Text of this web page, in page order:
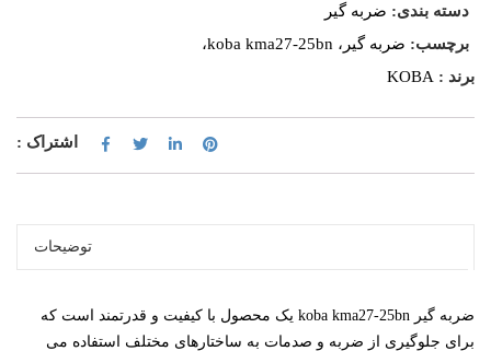
دسته بندی: ضربه گیر
برچسب: ضربه گیر، koba kma27-25bn،
برند : KOBA
اشتراک :
توضیحات
ضربه گیر koba kma27-25bn یک محصول با کیفیت و قدرتمند است که
برای جلوگیری از ضربه و صدمات به ساختارهای مختلف استفاده می